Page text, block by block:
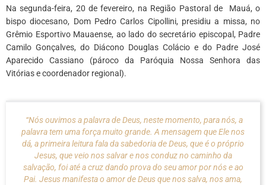
Na segunda-feira, 20 de fevereiro, na Região Pastoral de Mauá, o
bispo diocesano, Dom Pedro Carlos Cipollini, presidiu a missa, no
Grêmio Esportivo Mauaense, ao lado do secretário episcopal, Padre
Camilo Gonçalves, do Diácono Douglas Colácio e do Padre José
Aparecido Cassiano (pároco da Paróquia Nossa Senhora das
Vitórias e coordenador regional).
“Nós ouvimos a palavra de Deus, neste momento, para nós, a
palavra tem uma força muito grande. A mensagem que Ele nos
dá, a primeira leitura fala da sabedoria de Deus, que é o próprio
Jesus, que veio nos salvar e nos conduz no caminho da
salvação, foi até a cruz dando prova do seu amor por nós e ao
Pai. Jesus manifesta o amor de Deus que nos salva, nos ama,